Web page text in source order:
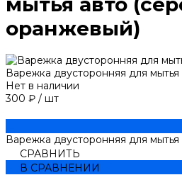
оранжевый)
Варежка двусторонняя для
Нет в наличии
300 ₽ / шт
Варежка двусторонняя для
СРАВНИТЬ
В СРАВНЕНИИ